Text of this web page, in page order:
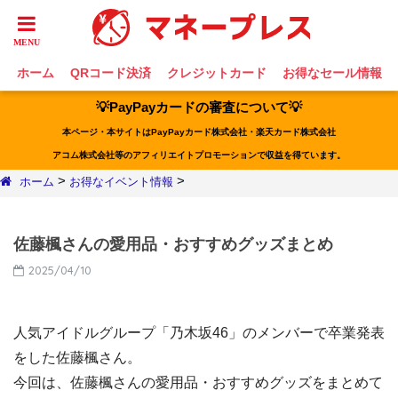
ホーム QRコード決済 クレジットカード お得なセール情報
💡PayPayカードの審査について💡
本ページ・本サイトはPayPayカード株式会社・楽天カード株式会社
アコム株式会社等のアフィリエイトプロモーションで収益を得ています。
ホーム > お得なイベント情報 >
佐藤楓さんの愛用品・おすすめグッズまとめ
2025/04/10
人気アイドルグループ「乃木坂46」のメンバーで卒業発表
をした佐藤楓さん。
今回は、佐藤楓さんの愛用品・おすすめグッズをまとめて